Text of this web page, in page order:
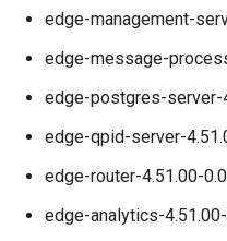
edge-management-
edge-message-
edge-postgres-server-
edge-qpid-server-
edge-router-4.51.00-
edge-analytics-